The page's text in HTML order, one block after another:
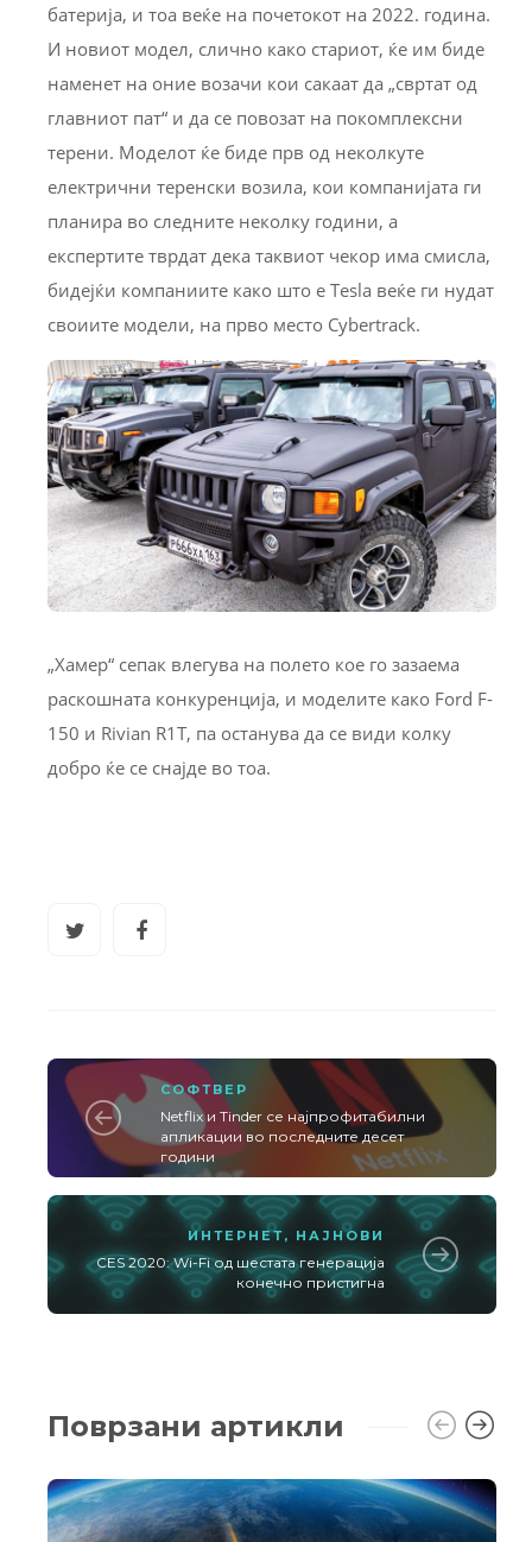
батерија, и тоа веќе на почетокот на 2022. година.
И новиот модел, слично како стариот, ќе им биде
наменет на оние возачи кои сакаат да „свртат од
главниот пат“ и да се повозат на покомплексни
терени. Моделот ќе биде прв од неколкуте
електрични теренски возила, кои компанијата ги
планира во следните неколку години, а
експертите тврдат дека таквиот чекор има смисла,
бидејќи компаниите како што е Tesla веќе ги нудат
своиите модели, на прво место Cybertrack.
„Хамер“ сепак влегува на полето кое го зазаема
раскошната конкуренција, и моделите како Ford F-
150 и Rivian R1T, па останува да се види колку
добро ќе се снајде во тоа.
СОФТВЕР
Netflix и Tinder се најпрофитабилни
апликации во последните десет
години
ИНТЕРНЕТ, НАЈНОВИ
CES 2020: Wi-Fi од шестата генерација
конечно пристигна
Поврзани артикли